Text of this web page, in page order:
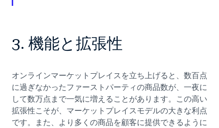
3. 機能と拡張性
オンラインマーケットプレイスを立ち上げると、数百点
に過ぎなかったファーストパーティの商品数が、一夜に
して数万点まで一気に増えることがあります。この高い
拡張性こそが、マーケットプレイスモデルの大きな利点
です。また、より多くの商品を顧客に提供できるように